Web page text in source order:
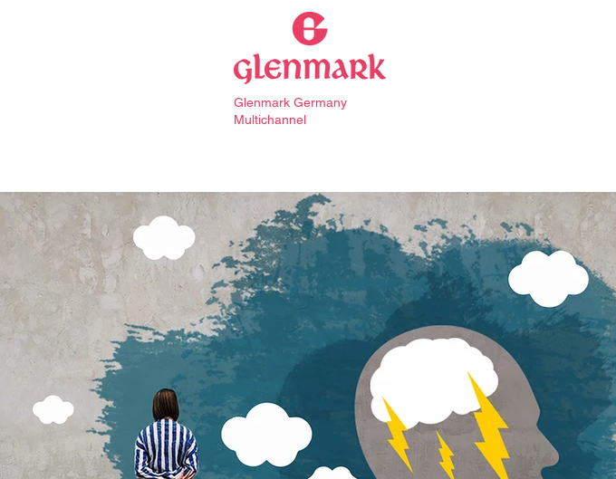
Glenmark Germany
Multichannel